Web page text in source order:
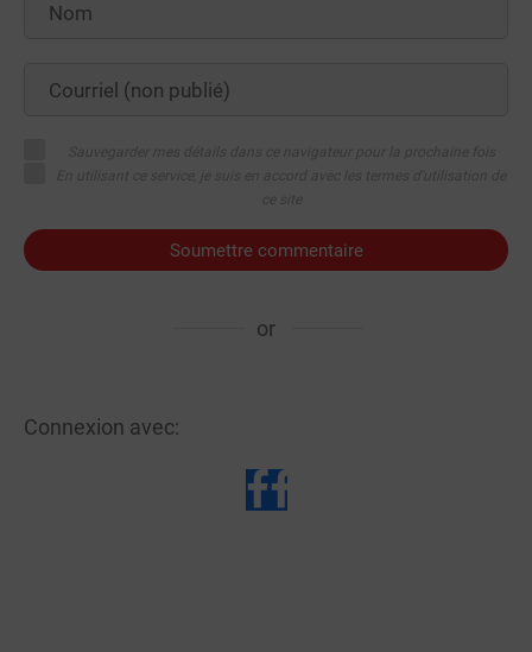
Soumettre commentaire
or
Connexion avec: